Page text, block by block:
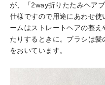
が、「2way折りたたみヘア
仕様ですので用途にあわせ
ームはストレートヘアの整
たりするときに。ブラシは
をおいています。